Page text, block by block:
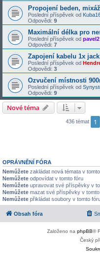
Propojení beden,
Poslední příspěvek od
Odpovědi: 9
Maximální délka pro
Poslední příspěvek od pavel2
Odpovědi: 7
Zapojení kabelu 1x
Poslední příspěvek od
Odpovědi: 3
Ozvučení místnosti
Poslední příspěvek od
Odpovědi: 9
Nové téma
436 témat 1
OPRÁVNĚNÍ FÓRA
Nemůžete zakládat nová témata v
Nemůžete odpovídat v tomto fóru
Nemůžete upravovat své příspěvky v
Nemůžete mazat své příspěvky v
Nemůžete přikládat soubory v tomto
Obsah fóra
Založeno na phpBB®
Český